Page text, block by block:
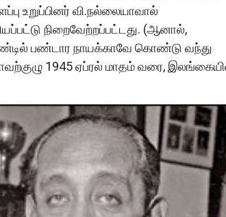
உறுப்பினர் வி.நல்லையாவால்
நிறைவேற்றப்பட்டது. (ஆனால்,
பண்டார நாயக்காவே கொண்டு வந்து
1945 ஏப்ரல் மாதம் வரை,